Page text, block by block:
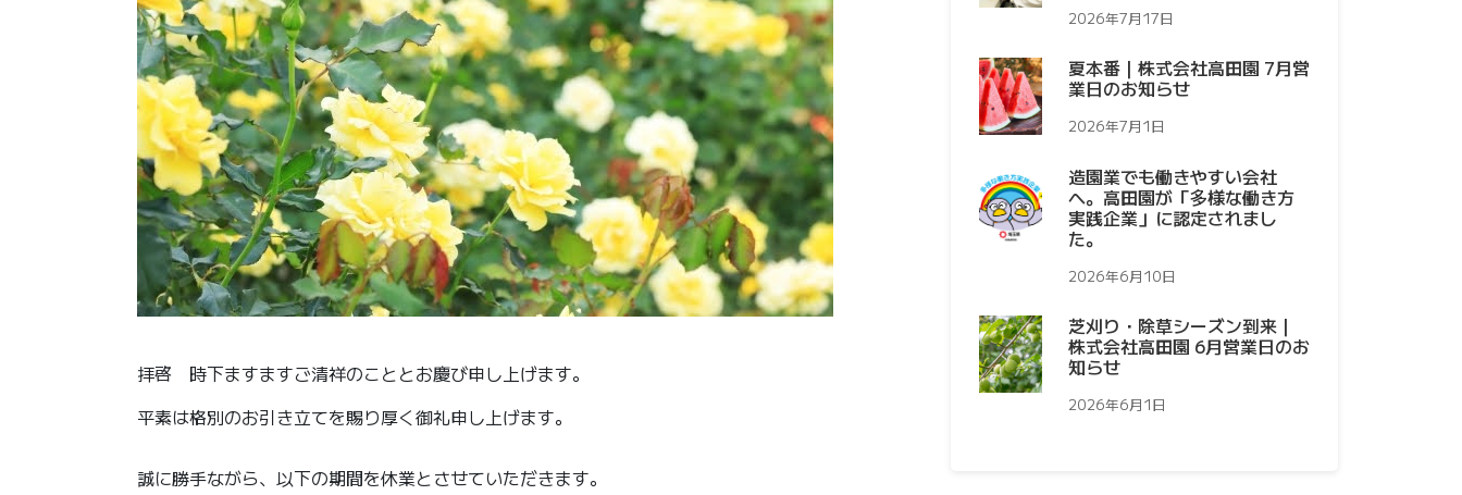
拝啓 時下ますますご清祥のこととお慶び申し上げます。
平素は格別のお引き立てを賜り厚く御礼申し上げます。
誠に勝手ながら、以下の期間を休業とさせていただきます。
2026年7月17日
夏本番｜株式会社高田園 7月営
業日のお知らせ
2026年7月1日
造園業でも働きやすい会社
へ。高田園が「多様な働き方
実践企業」に認定されまし
た。
2026年6月10日
芝刈り・除草シーズン到来｜
株式会社高田園 6月営業日のお
知らせ
2026年6月1日